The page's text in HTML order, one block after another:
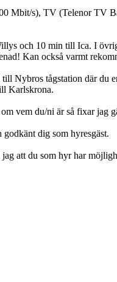
Mbit/s), TV (Telenor TV
och 10 min till Ica. I
Kan också varmt
Nybros tågstation där du
Karlskrona.
vem du/ni är så fixar jag
dig som hyresgäst.
att du som hyr har